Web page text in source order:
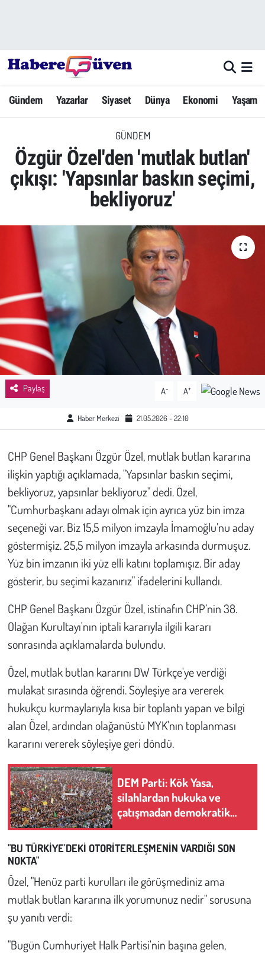
Gündem Yazarlar Siyaset Dünya Ekonomi Yaşam
GÜNDEM
Özgür Özel'den 'mutlak butlan'
çıkışı: 'Yapsınlar baskın seçimi,
bekliyoruz'
Paylaş A- A+
Haber Merkezi 21.05.2026 - 22:10
CHP Genel Başkanı Özgür Özel, mutlak butlan kararına
ilişkin yaptığı açıklamada, "Yapsınlar baskın seçimi,
bekliyoruz, yapsınlar bekliyoruz" dedi. Özel,
"Cumhurbaşkanı adayı olmak için ayrıca yüz bin imza
seçeneği var. Biz 15,5 milyon imzayla İmamoğlu’nu aday
göstermişiz. 25,5 milyon imzayla arkasında durmuşuz.
Yüz bin imzanın iki yüz elli katını toplamışız. Bir aday
gösterir, bu seçimi kazanırız" ifadelerini kullandı.
CHP Genel Başkanı Özgür Özel, istinafın CHP’nin 38.
Olağan Kurultayı'nın iptali kararıyla ilgili kararı
sonrasında açıklamalarda bulundu.
Özel, mutlak butlan kararını DW Türkçe'ye verdiği
mulakat sırasında öğrendi. Söyleşiye ara vererek
hukukçu kurmaylarıyla kısa bir toplantı yapan ve bilgi
alan Özel, ardından olağanüstü MYK'nın toplanması
kararını vererek söyleşiye geri döndü.
DEM Parti: Kök Yasa,
silahlardan hukuka ve
çatışmadan demokratik
siyasete geçişin ilk adımı
"BU TÜRKİYE'DEKİ OTORİTERLEŞMENİN VARDIĞI SON
NOKTA"
Özel, "Henüz parti kurulları ile görüşmediniz ama
mutlak butlan kararına ilk yorumunuz nedir" sorusuna
şu yanıtı verdi:
"Bugün Cumhuriyet Halk Partisi'nin başına gelen,
Yazarlar
Dünya
Ekonomi
Yerel Haberler
Eğitim
Sağlık
Kadın
Emek
Spor
Bilim - Teknoloji
İnsan Hakları
Hayvan Hakları
Çevre
Galeri
Günün İçinden
Vefat İlanları
Tarih
Hukuk
Tarım
Son Dakika
Kent
Eğlence
Hava Durumu
Trafik Durumu
Süper Lig Puan Durumu ve Fikstür
Tüm Manşetler
Son Dakika Haberleri
Haber Arşivi